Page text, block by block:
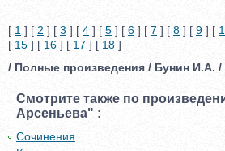
[ 1 ] [ 2 ] [ 3 ] [ 4 ] [ 5 ] [ 6 ] [ 7 ] [ 8 ] [ 9 ] [
[ 15 ] [ 16 ] [ 17 ] [ 18 ]
/ Полные произведения / Бунин И.А.
Смотрите также по
Арсеньева" :
Сочинения